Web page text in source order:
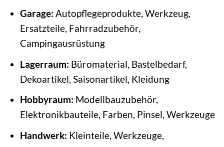
Garage: Autopflegeprodukte, Werkzeug,
Ersatzteile, Fahrradzubehör,
Campingausrüstung
Lagerraum: Büromaterial, Bastelbedarf,
Dekoartikel, Saisonartikel, Kleidung
Hobbyraum: Modellbauzubehör,
Elektronikbauteile, Farben, Pinsel, Werkzeuge
Handwerk: Kleinteile, Werkzeuge,